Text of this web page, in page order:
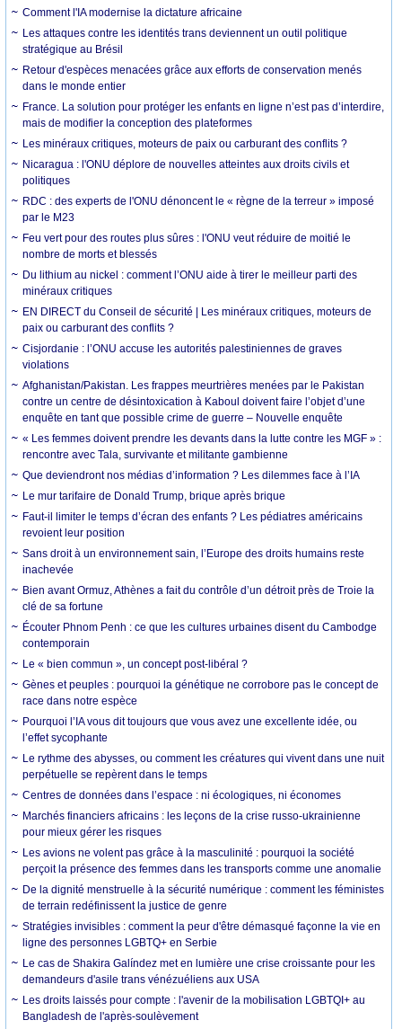
Comment l'IA modernise la dictature africaine
Les attaques contre les identités trans deviennent un outil politique
stratégique au Brésil
Retour d'espèces menacées grâce aux efforts de conservation menés
dans le monde entier
France. La solution pour protéger les enfants en ligne n’est pas d’interdire,
mais de modifier la conception des plateformes
Les minéraux critiques, moteurs de paix ou carburant des conflits ?
Nicaragua : l'ONU déplore de nouvelles atteintes aux droits civils et
politiques
RDC : des experts de l'ONU dénoncent le « règne de la terreur » imposé
par le M23
Feu vert pour des routes plus sûres : l'ONU veut réduire de moitié le
nombre de morts et blessés
Du lithium au nickel : comment l’ONU aide à tirer le meilleur parti des
minéraux critiques
EN DIRECT du Conseil de sécurité | Les minéraux critiques, moteurs de
paix ou carburant des conflits ?
Cisjordanie : l’ONU accuse les autorités palestiniennes de graves
violations
Afghanistan/Pakistan. Les frappes meurtrières menées par le Pakistan
contre un centre de désintoxication à Kaboul doivent faire l’objet d’une
enquête en tant que possible crime de guerre – Nouvelle enquête
« Les femmes doivent prendre les devants dans la lutte contre les MGF » :
rencontre avec Tala, survivante et militante gambienne
Que deviendront nos médias d’information ? Les dilemmes face à l’IA
Le mur tarifaire de Donald Trump, brique après brique
Faut-il limiter le temps d’écran des enfants ? Les pédiatres américains
revoient leur position
Sans droit à un environnement sain, l’Europe des droits humains reste
inachevée
Bien avant Ormuz, Athènes a fait du contrôle d’un détroit près de Troie la
clé de sa fortune
Écouter Phnom Penh : ce que les cultures urbaines disent du Cambodge
contemporain
Le « bien commun », un concept post-libéral ?
Gènes et peuples : pourquoi la génétique ne corrobore pas le concept de
race dans notre espèce
Pourquoi l’IA vous dit toujours que vous avez une excellente idée, ou
l’effet sycophante
Le rythme des abysses, ou comment les créatures qui vivent dans une nuit
perpétuelle se repèrent dans le temps
Centres de données dans l’espace : ni écologiques, ni économes
Marchés financiers africains : les leçons de la crise russo-ukrainienne
pour mieux gérer les risques
Les avions ne volent pas grâce à la masculinité : pourquoi la société
perçoit la présence des femmes dans les transports comme une anomalie
De la dignité menstruelle à la sécurité numérique : comment les féministes
de terrain redéfinissent la justice de genre
Stratégies invisibles : comment la peur d'être démasqué façonne la vie en
ligne des personnes LGBTQ+ en Serbie
Le cas de Shakira Galíndez met en lumière une crise croissante pour les
demandeurs d'asile trans vénézuéliens aux USA
Les droits laissés pour compte : l'avenir de la mobilisation LGBTQI+ au
Bangladesh de l'après-soulèvement